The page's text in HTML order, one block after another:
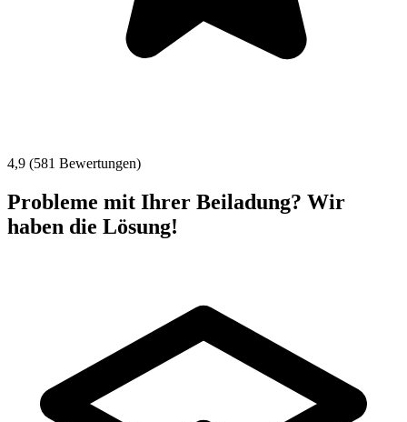
4,9 (581 Bewertungen)
Probleme mit Ihrer Beiladung? Wir
haben die Lösung!